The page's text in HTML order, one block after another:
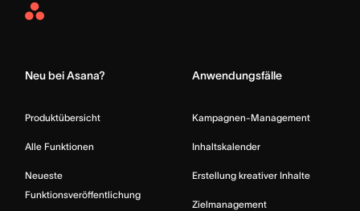
Asana
Neu bei Asana?
Produktübersicht
Alle Funktionen
Neueste
Funktionsveröffentlichung
Anwendungsfälle
Kampagnen-Management
Inhaltskalender
Erstellung kreativer Inhalte
Zielmanagement